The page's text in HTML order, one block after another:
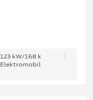
123 kW/168 k
Elektromobil